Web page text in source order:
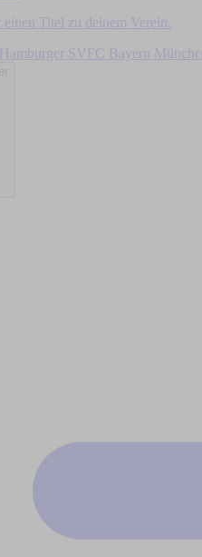
Titel zu deinem Verein.
Hamburger SV FC Bayern München